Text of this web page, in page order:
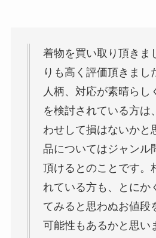
着物を買い取り頂きま
りも高く評価頂きまし
人柄、対応が素晴らし
を検討されている方は
わせして損はないかと
品についてはジャンル
頂けるとのことです。
れている方も、とにか
てみると思わぬお値段
可能性もあるかと思い